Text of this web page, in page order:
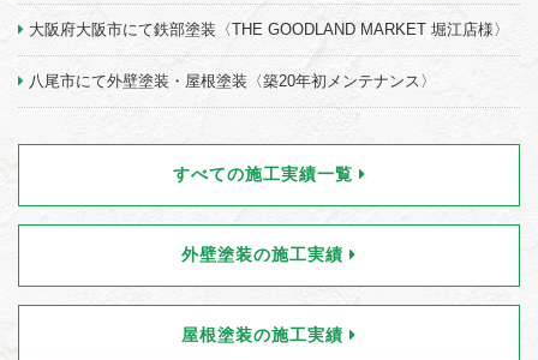
大阪府大阪市にて鉄部塗装〈THE GOODLAND MARKET 堀江店様〉
八尾市にて外壁塗装・屋根塗装〈築20年初メンテナンス〉
すべての施工実績一覧
外壁塗装の施工実績
屋根塗装の施工実績